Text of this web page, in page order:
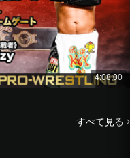
4:08:00
すべて見る